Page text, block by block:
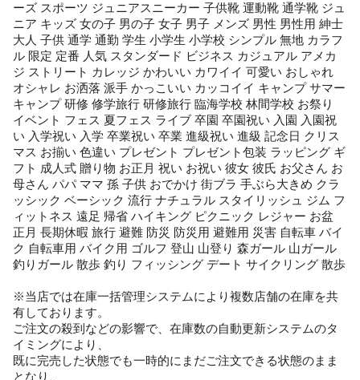
ーズ スポーツ ジュニアスニーカー 子供靴 運動靴 通学靴 ジュ
ニア キッズ 女の子 男の子 女子 男子 メンズ 男性 男性用 紳士
大人 子供 通学 通勤 学生 小学生 小学校 シンプル 無地 カラフ
ル 限定 定番 人気 スタンダード ビジネス カジュアル アメカ
ジ ストリート カレッジ かわいい カワイイ 可愛い おしゃれ
オシャレ お洒落 派手 かっこいい カッコイイ キャンプ サマー
キャンプ 研修 修学旅行 研修旅行 臨海学校 林間学校 お祭り
イベント フェス 夏フェス ライブ 卒園 卒園祝い 入園 入園祝
い 入学祝い 入学 卒業祝い 卒業 進級祝い 進級 記念日 クリス
マス お揃い 色違い プレゼント プレゼント包装 ラッピング ギ
フト 成人式 贈り物 お正月 祝い お祝い 彼女 彼氏 お父さん お
母さん パパ ママ 孫 子供 おでかけ 街ブラ 手ぶら大きめ クラ
ッシック ベーシック 流行 ナチュラル スタイリッシュ ジム フ
ィットネス 遠足 帰省 ハイキング ピクニック レジャー お盆
正月 長期休暇 旅行 避難 防災 防災用 避難用 災害 自転車 バイ
ク 自転車用 バイク用 ゴルフ 登山 山登り 森ガール 山ガール
釣りガール 散歩 釣り フィッシング デート サイクリング 散歩
※当店では在庫一括管理システムにより複数店舗の在庫を共
有しております。
ご注文の殺到などの影響で、在庫数の自動更新システムのタ
イミングにより、
既に完売した状態でも一時的にまだご注文できる状態のまま
となり、